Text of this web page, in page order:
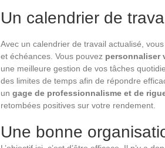
Un calendrier de
Avec un calendrier de travail actualisé,
et échéances. Vous pouvez personnaliser
une meilleure gestion de vos tâches
des limites de temps afin de répondre
un gage de professionnalisme et de
retombées positives sur votre rendement.
Une bonne